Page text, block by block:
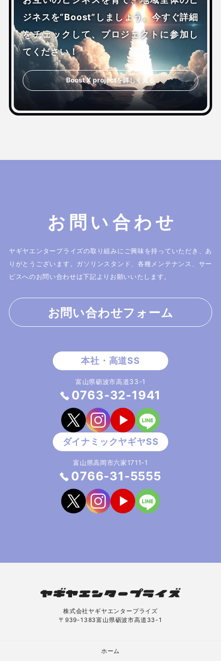
ジネスを“Boost”しましょう。今すぐ詳細
をチェックして、プロジェクトに参加し
てください！
Boost X projectを詳しく見る
お問い合わせ
ヤギヤエンタープライズの取り組みにご興味を持っていただき、あ
りがとうございます。
ガソリンスタンド、各種メンテナンス、サー
ビスへのお問い合わせは下記よりお願いいたします。
お問い合わせフォーム
富山県砺波市高道33-1
0763-32-1941
富山県高岡市六家1711-1
0766-31-5555
株式会社ヤギヤエンタープライズ
〒939-1383富山県砺波市高道33-1
ホーム